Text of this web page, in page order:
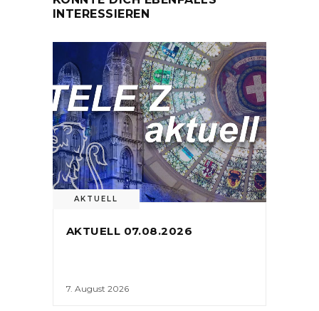
INTERESSIEREN
AKTUELL
AKTUELL 07.08.2026
7. August 2026